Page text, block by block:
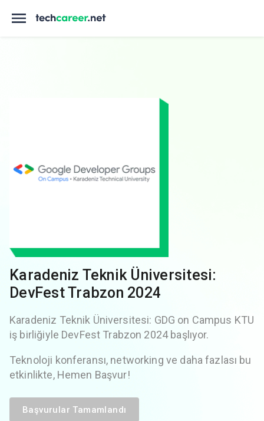
Karadeniz Teknik Üniversitesi:
DevFest Trabzon 2024
Karadeniz Teknik Üniversitesi: GDG on Campus KTU
iş birliğiyle DevFest Trabzon 2024 başlıyor.
Teknoloji konferansı, networking ve daha fazlası bu
etkinlikte, Hemen Başvur!
Başvurular Tamamlandı